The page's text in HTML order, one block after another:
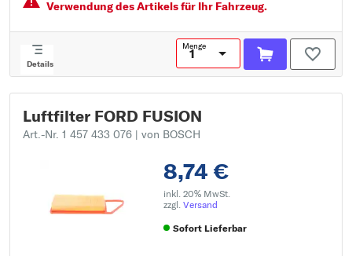
Verwendung des Artikels für Ihr Fahrzeug.
Details
Menge
Luftfilter FORD FUSION
Art.-Nr. 1 457 433 076 | von BOSCH
8,74 €
inkl. 20% MwSt.
zzgl. Versand
Sofort Lieferbar